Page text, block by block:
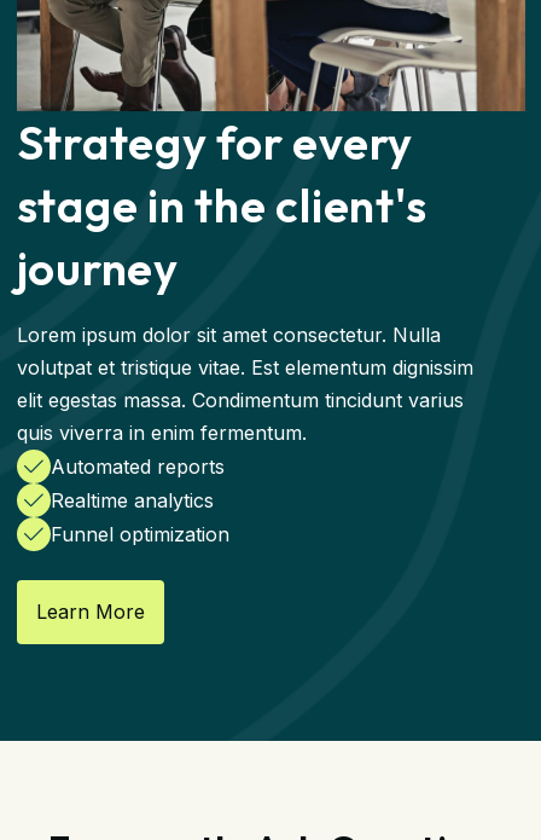
Strategy for every
stage in the client's
journey
Lorem ipsum dolor sit amet consectetur. Nulla
volutpat et tristique vitae. Est elementum dignissim
elit egestas massa. Condimentum tincidunt varius
quis viverra in enim fermentum.
Automated reports
Realtime analytics
Funnel optimization
Learn More